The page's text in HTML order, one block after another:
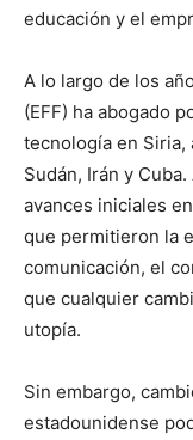
educación y el
A lo largo de los
(EFF) ha abogado
tecnología en Siria,
Sudán, Irán y
avances iniciales
que permitieron la
comunicación, el
que cualquier
utopía.
Sin embargo,
estadounidense